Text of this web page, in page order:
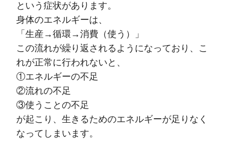
という症状があります。
身体のエネルギーは、
「生産→循環→消費（使う）」
この流れが繰り返されるようになっており、こ
れが正常に行われないと、
①エネルギーの不足
②流れの不足
③使うことの不足
が起こり、生きるためのエネルギーが足りなく
なってしまいます。